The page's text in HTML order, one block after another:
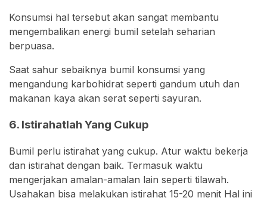
Konsumsi hal tersebut akan sangat membantu
mengembalikan energi bumil setelah seharian
berpuasa.
Saat sahur sebaiknya bumil konsumsi yang
mengandung karbohidrat seperti gandum utuh dan
makanan kaya akan serat seperti sayuran.
6. Istirahatlah Yang Cukup
Bumil perlu istirahat yang cukup. Atur waktu bekerja
dan istirahat dengan baik. Termasuk waktu
mengerjakan amalan-amalan lain seperti tilawah.
Usahakan bisa melakukan istirahat 15-20 menit Hal ini